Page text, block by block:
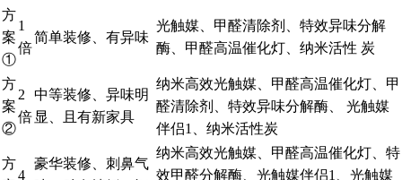
方
案
①
1
倍
简单装修、有异味
光触媒、甲醛清除剂、特效异味分解
酶、甲醛高温催化灯、纳米活性 炭
方
案
②
2
倍
中等装修、异味明
显、且有新家具
纳米高效光触媒、甲醛高温催化灯、甲
醛清除剂、特效异味分解酶、 光触媒
伴侣1、纳米活性炭
方
4
豪华装修、刺鼻气
纳米高效光触媒、甲醛高温催化灯、特
效甲醛分解酶、光触媒伴侣1、光触媒